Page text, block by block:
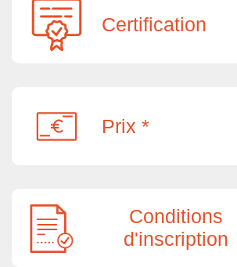
Certification
Prix *
Conditions
d'inscription